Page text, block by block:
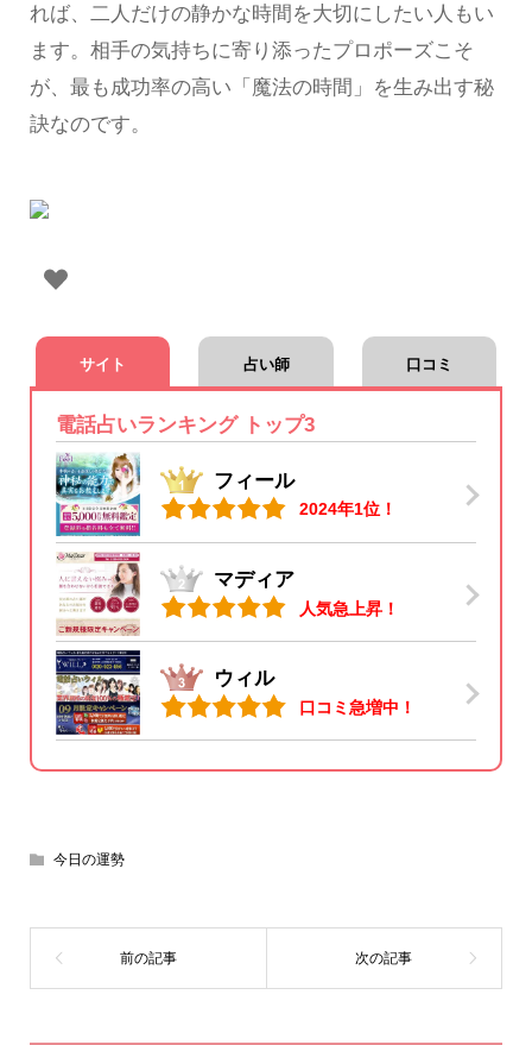
れば、二人だけの静かな時間を大切にしたい人もい
ます。相手の気持ちに寄り添ったプロポーズこそ
が、最も成功率の高い「魔法の時間」を生み出す秘
訣なのです。
サイト 占い師 口コミ
電話占いランキング トップ3
フィール
2024年1位！
マディア
人気急上昇！
ウィル
口コミ急増中！
今日の運勢